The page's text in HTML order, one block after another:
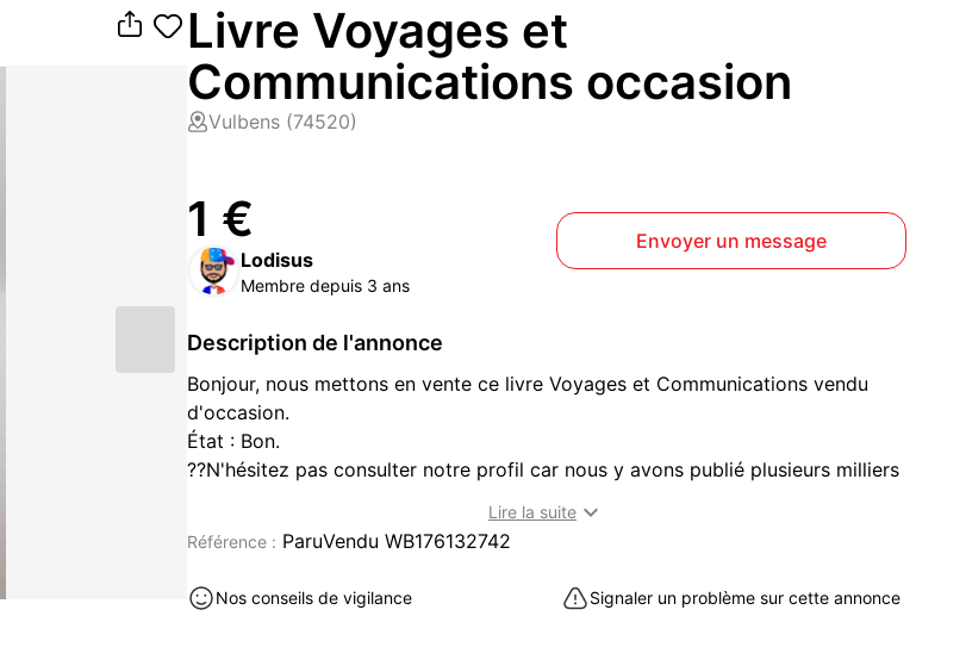
Livre Voyages et
Communications occasion
Vulbens (74520)
1 €
Lodisus
Membre depuis 3 ans
Envoyer un message
Description de l'annonce
Bonjour, nous mettons en vente ce livre Voyages et Communications vendu
d'occasion.
État : Bon.
??N'hésitez pas consulter notre profil car nous y avons publié plusieurs milliers
vidéo/Figurines/Films/Musique/Livres/Objets dérivés/Jouets/autres).
Étant donné que Paru Vendu est un site voie de disparition, nous vous
conseillons de nous rejoindre sur la plateforme Ebay sur notre profil "Lodisus".
Contactez-nous si vous souhaiteriez composer un lot afin que nous vous
Lire la suite 
Référence : ParuVendu WB176132742
Nos conseils de vigilance Signaler un problème sur cette annonce